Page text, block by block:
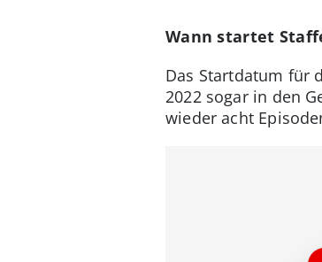
Wann startet
Das Startdatum für
2022 sogar in den
wieder acht